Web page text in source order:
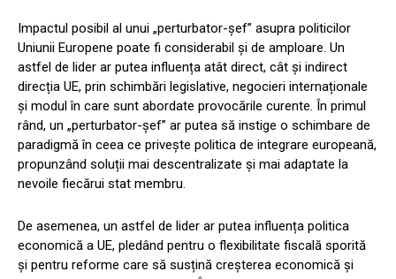
Impactul posibil al unui „perturbator-șef” asupra politicilor
Uniunii Europene poate fi considerabil și de amploare. Un
astfel de lider ar putea influența atât direct, cât și indirect
direcția UE, prin schimbări legislative, negocieri internaționale
și modul în care sunt abordate provocările curente. În primul
rând, un „perturbator-șef” ar putea să instige o schimbare de
paradigmă în ceea ce privește politica de integrare europeană,
propunzând soluții mai descentralizate și mai adaptate la
nevoile fiecărui stat membru.
De asemenea, un astfel de lider ar putea influența politica
economică a UE, pledând pentru o flexibilitate fiscală sporită
și pentru reforme care să susțină creșterea economică și